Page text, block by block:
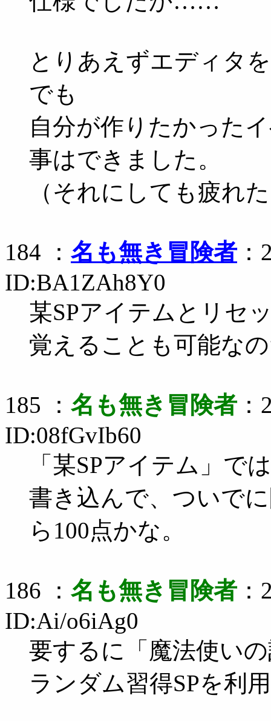
とりあえずエディタ
でも
自分が作りたかった
事はできました。
（それにしても疲れ
184 ： 名も無き冒険者
ID:BA1ZAh8Y0
某SPアイテムとリセ
覚えることも可能な
185 ： 名も無き冒険者
ID:08fGvIb60
「某SPアイテム」で
書き込んで、ついで
ら100点かな。
186 ： 名も無き冒険者
ID:Ai/o6iAg0
要するに「魔法使い
ランダム習得SPを利